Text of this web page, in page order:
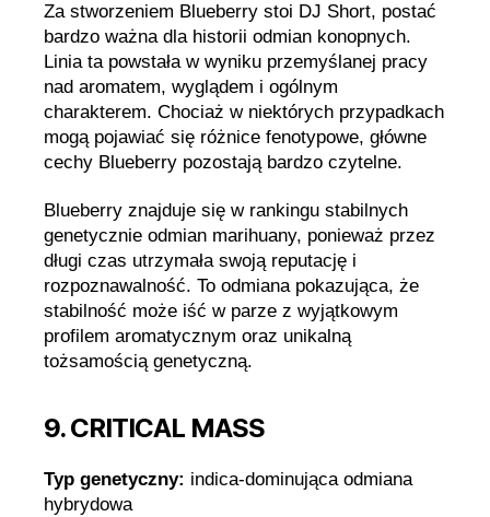
Za stworzeniem Blueberry stoi DJ Short, postać
bardzo ważna dla historii odmian konopnych.
Linia ta powstała w wyniku przemyślanej pracy
nad aromatem, wyglądem i ogólnym
charakterem. Chociaż w niektórych przypadkach
mogą pojawiać się różnice fenotypowe, główne
cechy Blueberry pozostają bardzo czytelne.
Blueberry znajduje się w rankingu stabilnych
genetycznie odmian marihuany, ponieważ przez
długi czas utrzymała swoją reputację i
rozpoznawalność. To odmiana pokazująca, że
stabilność może iść w parze z wyjątkowym
profilem aromatycznym oraz unikalną
tożsamością genetyczną.
9. CRITICAL MASS
Typ genetyczny: indica-dominująca odmiana
hybrydowa